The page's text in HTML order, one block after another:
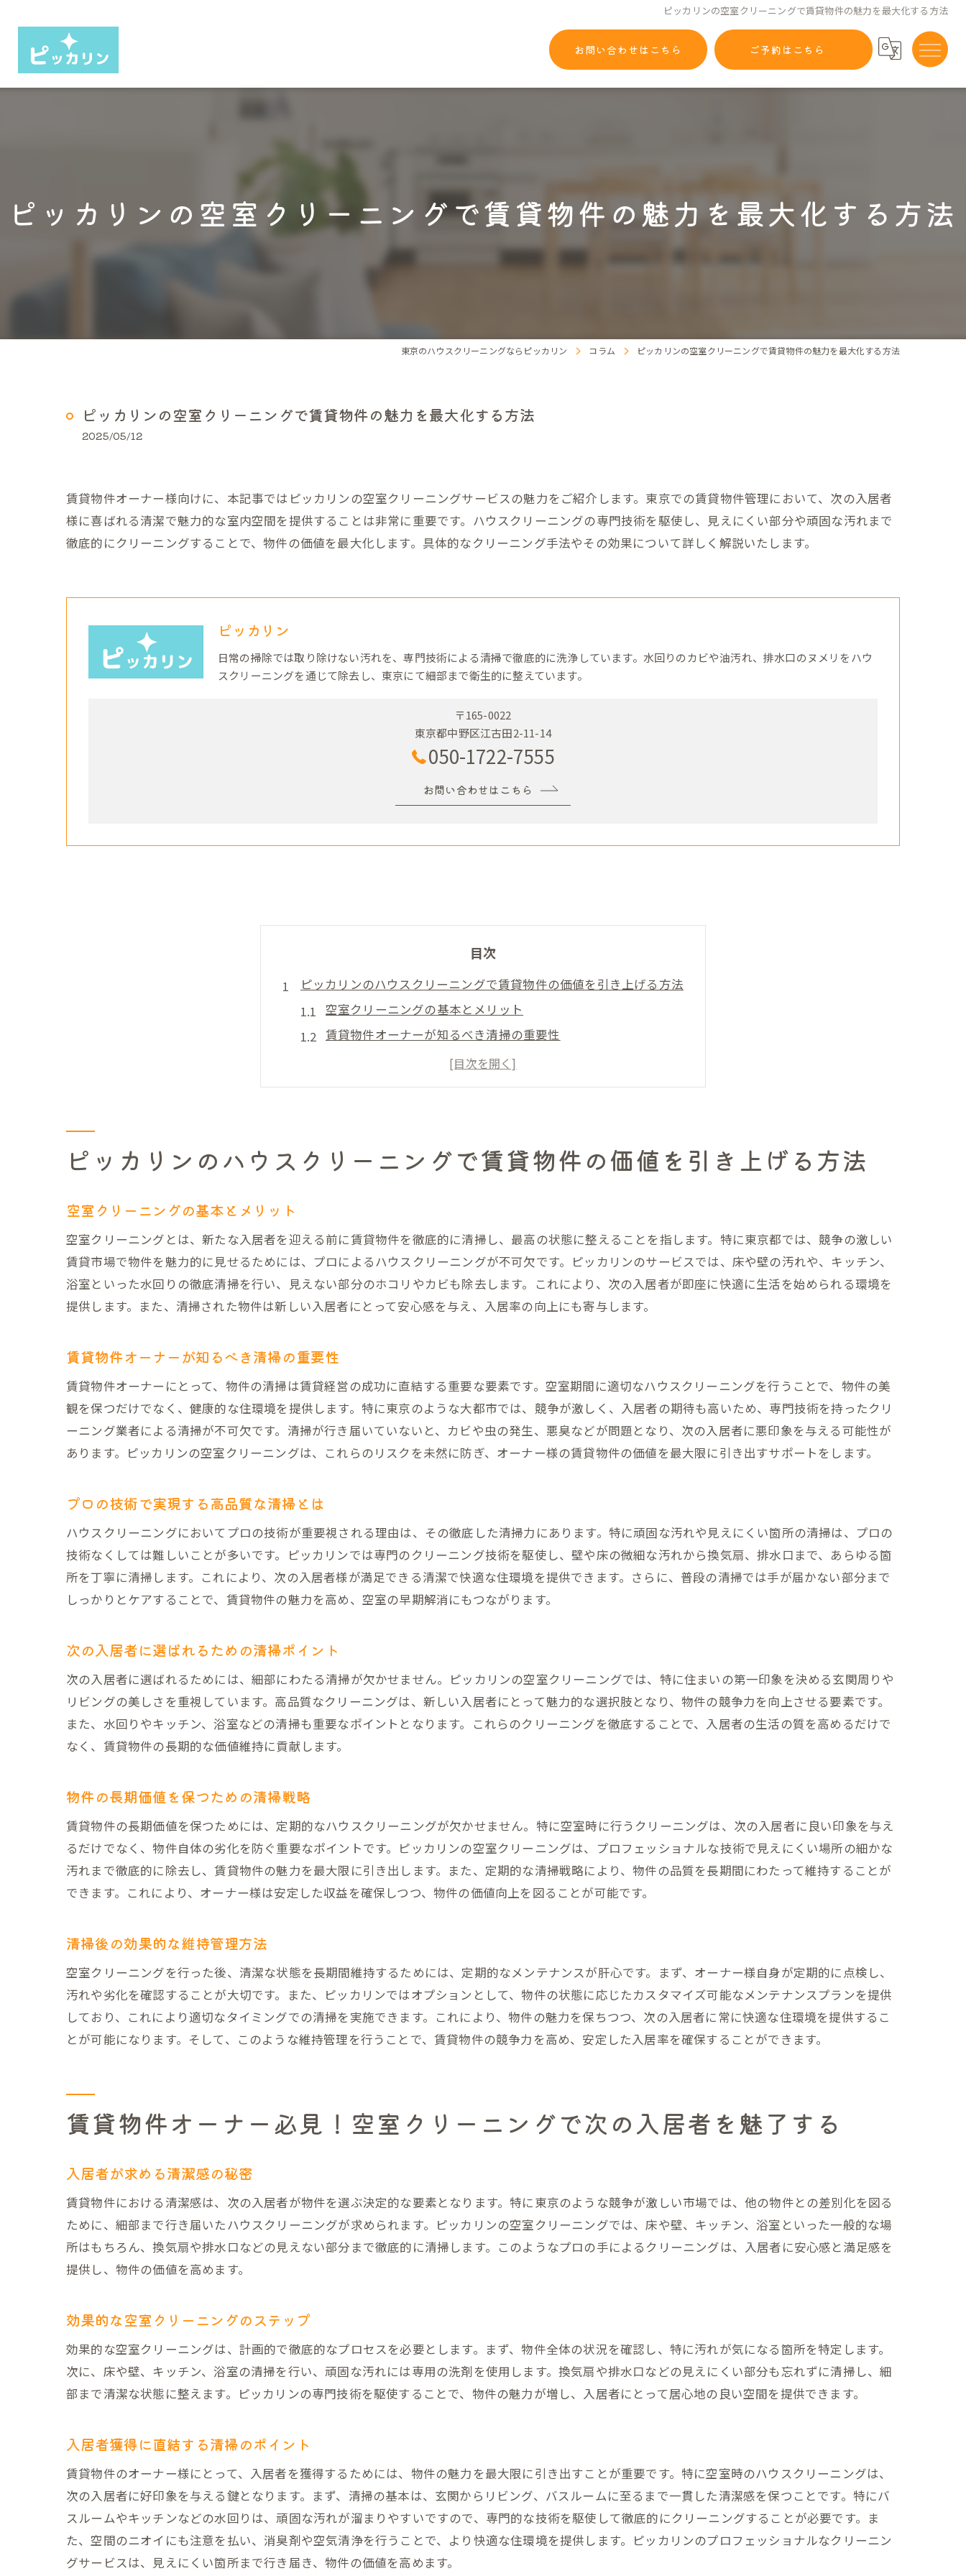
ピッカリンの空室クリーニングで賃貸物件の魅力を最大化する方法
お問い合わせはこちら ご予約はこちら
ピッカリンの空室クリーニングで賃貸物件の魅力を最大化する方法
東京のハウスクリーニングならピッカリン コラム ピッカリンの空室クリーニングで賃貸物件の魅力を最大化する方法
ピッカリンの空室クリーニングで賃貸物件の魅力を最大化する方法
2025/05/12
賃貸物件オーナー様向けに、本記事ではピッカリンの空室クリーニングサービスの魅力をご紹介します。東京での賃貸物件管理において、次の入居者
様に喜ばれる清潔で魅力的な室内空間を提供することは非常に重要です。ハウスクリーニングの専門技術を駆使し、見えにくい部分や頑固な汚れまで
徹底的にクリーニングすることで、物件の価値を最大化します。具体的なクリーニング手法やその効果について詳しく解説いたします。
ピッカリン
日常の掃除では取り除けない汚れを、専門技術による清掃で徹底的に洗浄しています。水回りのカビや油汚れ、排水口のヌメリをハウ
スクリーニングを通じて除去し、東京にて細部まで衛生的に整えています。
〒165-0022
東京都中野区江古田2-11-14
050-1722-7555
お問い合わせはこちら
目次
ピッカリンのハウスクリーニングで賃貸物件の価値を引き上げる方法
空室クリーニングの基本とメリット
賃貸物件オーナーが知るべき清掃の重要性
プロの技術で実現する高品質な清掃とは
次の入居者に選ばれるための清掃ポイント
賃貸物件オーナー必見！空室クリーニングで次の入居者を魅了する
入居者獲得に直結する清掃のポイント
プロの清掃で差をつける方法
現代の入居者が求める住環境とは
リピーターを生む賃貸物件の魅力作り
東京の賃貸市場における清掃の重要性
地域特性を踏まえた清掃アプローチ
信頼される清掃業者の選び方
東京での清掃トレンドとその影響
環境に優しい清掃技術の導入例
頑固な汚れも解決！ピッカリンの専門技術で空室を美しく
見落としがちな汚れの徹底除去方法
素材に応じた最適な清掃技術
頑固な汚れに立ち向かうプロのテクニック
賃貸物件の魅力を最大化するための空室クリーニング活用術
空室クリーニングの効果的な活用法
賃貸物件の印象を左右する清掃の役割
入居者の満足度を高める清掃術
ハウスクリーニングの重要性とその効果を徹底解説
清掃がもたらす物件価値の向上効果
長期的な視点で考える清掃の重要性
清掃の質がもたらす賃貸市場での競争力
物件の信頼性を高めるための清掃戦略
見えない部分まで徹底清掃！ピッカリンが提供する清潔な空間
隠れた汚れを見逃さない清掃チェックリスト
東京の賃貸物件に最適な空室クリーニングサービスの選び方
理想の清掃業者選びのポイント
業者選定で失敗しないためのコツ
最適な清掃プランを見つける方法
ピッカリンのハウスクリーニングで賃貸物件の価値を引き上げる方法
空室クリーニングの基本とメリット
空室クリーニングとは、新たな入居者を迎える前に賃貸物件を徹底的に清掃し、最高の状態に整えることを指します。特に東京都では、競争の激しい
賃貸市場で物件を魅力的に見せるためには、プロによるハウスクリーニングが不可欠です。ピッカリンのサービスでは、床や壁の汚れや、キッチン、
浴室といった水回りの徹底清掃を行い、見えない部分のホコリやカビも除去します。これにより、次の入居者が即座に快適に生活を始められる環境を
提供します。また、清掃された物件は新しい入居者にとって安心感を与え、入居率の向上にも寄与します。
賃貸物件オーナーが知るべき清掃の重要性
賃貸物件オーナーにとって、物件の清掃は賃貸経営の成功に直結する重要な要素です。空室期間に適切なハウスクリーニングを行うことで、物件の美
観を保つだけでなく、健康的な住環境を提供します。特に東京のような大都市では、競争が激しく、入居者の期待も高いため、専門技術を持ったクリ
ーニング業者による清掃が不可欠です。清掃が行き届いていないと、カビや虫の発生、悪臭などが問題となり、次の入居者に悪印象を与える可能性が
あります。ピッカリンの空室クリーニングは、これらのリスクを未然に防ぎ、オーナー様の賃貸物件の価値を最大限に引き出すサポートをします。
プロの技術で実現する高品質な清掃とは
ハウスクリーニングにおいてプロの技術が重要視される理由は、その徹底した清掃力にあります。特に頑固な汚れや見えにくい箇所の清掃は、プロの
技術なくしては難しいことが多いです。ピッカリンでは専門のクリーニング技術を駆使し、壁や床の微細な汚れから換気扇、排水口まで、あらゆる箇
所を丁寧に清掃します。これにより、次の入居者様が満足できる清潔で快適な住環境を提供できます。さらに、普段の清掃では手が届かない部分まで
しっかりとケアすることで、賃貸物件の魅力を高め、空室の早期解消にもつながります。
次の入居者に選ばれるための清掃ポイント
次の入居者に選ばれるためには、細部にわたる清掃が欠かせません。ピッカリンの空室クリーニングでは、特に住まいの第一印象を決める玄関周りや
リビングの美しさを重視しています。高品質なクリーニングは、新しい入居者にとって魅力的な選択肢となり、物件の競争力を向上させる要素です。
また、水回りやキッチン、浴室などの清掃も重要なポイントとなります。これらのクリーニングを徹底することで、入居者の生活の質を高めるだけで
なく、賃貸物件の長期的な価値維持に貢献します。
物件の長期価値を保つための清掃戦略
賃貸物件の長期価値を保つためには、定期的なハウスクリーニングが欠かせません。特に空室時に行うクリーニングは、次の入居者に良い印象を与え
るだけでなく、物件自体の劣化を防ぐ重要なポイントです。ピッカリンの空室クリーニングは、プロフェッショナルな技術で見えにくい場所の細かな
汚れまで徹底的に除去し、賃貸物件の魅力を最大限に引き出します。また、定期的な清掃戦略により、物件の品質を長期間にわたって維持することが
できます。これにより、オーナー様は安定した収益を確保しつつ、物件の価値向上を図ることが可能です。
清掃後の効果的な維持管理方法
空室クリーニングを行った後、清潔な状態を長期間維持するためには、定期的なメンテナンスが肝心です。まず、オーナー様自身が定期的に点検し、
汚れや劣化を確認することが大切です。また、ピッカリンではオプションとして、物件の状態に応じたカスタマイズ可能なメンテナンスプランを提供
しており、これにより適切なタイミングでの清掃を実施できます。これにより、物件の魅力を保ちつつ、次の入居者に常に快適な住環境を提供するこ
とが可能になります。そして、このような維持管理を行うことで、賃貸物件の競争力を高め、安定した入居率を確保することができます。
賃貸物件オーナー必見！空室クリーニングで次の入居者を魅了する
入居者が求める清潔感の秘密
賃貸物件における清潔感は、次の入居者が物件を選ぶ決定的な要素となります。特に東京のような競争が激しい市場では、他の物件との差別化を図る
ために、細部まで行き届いたハウスクリーニングが求められます。ピッカリンの空室クリーニングでは、床や壁、キッチン、浴室といった一般的な場
所はもちろん、換気扇や排水口などの見えない部分まで徹底的に清掃します。このようなプロの手によるクリーニングは、入居者に安心感と満足感を
提供し、物件の価値を高めます。
効果的な空室クリーニングのステップ
効果的な空室クリーニングは、計画的で徹底的なプロセスを必要とします。まず、物件全体の状況を確認し、特に汚れが気になる箇所を特定します。
次に、床や壁、キッチン、浴室の清掃を行い、頑固な汚れには専用の洗剤を使用します。換気扇や排水口などの見えにくい部分も忘れずに清掃し、細
部まで清潔な状態に整えます。ピッカリンの専門技術を駆使することで、物件の魅力が増し、入居者にとって居心地の良い空間を提供できます。
入居者獲得に直結する清掃のポイント
賃貸物件のオーナー様にとって、入居者を獲得するためには、物件の魅力を最大限に引き出すことが重要です。特に空室時のハウスクリーニングは、
次の入居者に好印象を与える鍵となります。まず、清掃の基本は、玄関からリビング、バスルームに至るまで一貫した清潔感を保つことです。特にバ
スルームやキッチンなどの水回りは、頑固な汚れが溜まりやすいですので、専門的な技術を駆使して徹底的にクリーニングすることが必要です。ま
た、空間のニオイにも注意を払い、消臭剤や空気清浄を行うことで、より快適な住環境を提供します。ピッカリンのプロフェッショナルなクリーニン
グサービスは、見えにくい箇所まで行き届き、物件の価値を高めます。